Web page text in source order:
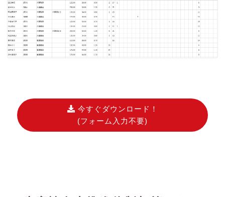
今すぐダウンロード！
(フォーム入力不要)